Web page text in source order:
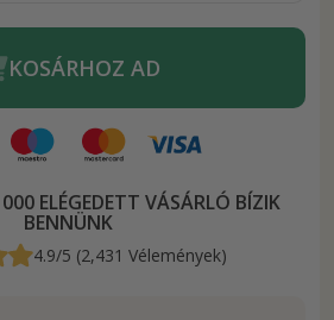
KOSÁRHOZ AD
ELÉGEDETT VÁSÁRLÓ BÍZIK
BENNÜNK
4.9/5 (2,431 Vélemények)